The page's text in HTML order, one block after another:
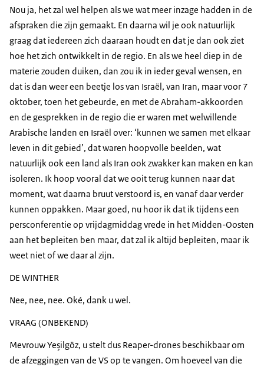
Nou ja, het zal wel helpen als we wat meer inzage hadden in de
afspraken die zijn gemaakt. En daarna wil je ook natuurlijk
graag dat iedereen zich daaraan houdt en dat je dan ook ziet
hoe het zich ontwikkelt in de regio. En als we heel diep in de
materie zouden duiken, dan zou ik in ieder geval wensen, en
dat is dan weer een beetje los van Israël, van Iran, maar voor 7
oktober, toen het gebeurde, en met de Abraham-akkoorden
en de gesprekken in de regio die er waren met welwillende
Arabische landen en Israël over: ‘kunnen we samen met elkaar
leven in dit gebied’, dat waren hoopvolle beelden, wat
natuurlijk ook een land als Iran ook zwakker kan maken en kan
isoleren. Ik hoop vooral dat we ooit terug kunnen naar dat
moment, wat daarna bruut verstoord is, en vanaf daar verder
kunnen oppakken. Maar goed, nu hoor ik dat ik tijdens een
persconferentie op vrijdagmiddag vrede in het Midden-Oosten
aan het bepleiten ben maar, dat zal ik altijd bepleiten, maar ik
weet niet of we daar al zijn.
DE WINTHER
Nee, nee, nee. Oké, dank u wel.
VRAAG (ONBEKEND)
Mevrouw Yeşilgöz, u stelt dus Reaper-drones beschikbaar om
de afzeggingen van de VS op te vangen. Om hoeveel van die